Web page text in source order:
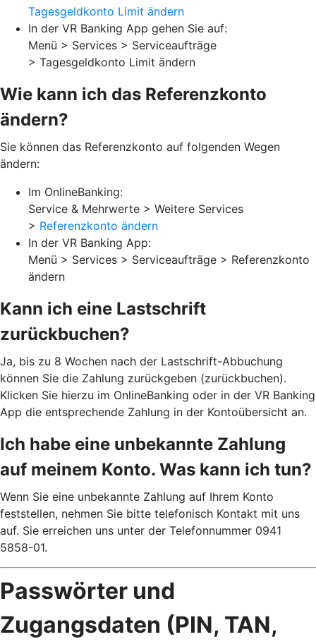
Tagesgeldkonto Limit ändern
In der VR Banking App gehen Sie auf:
Menü > Services > Serviceaufträge
> Tagesgeldkonto Limit ändern
Wie kann ich das Referenzkonto
ändern?
Sie können das Referenzkonto auf folgenden Wegen
ändern:
Im OnlineBanking:
Service & Mehrwerte > Weitere Services
> Referenzkonto ändern
In der VR Banking App:
Menü > Services > Serviceaufträge > Referenzkonto
ändern
Kann ich eine Lastschrift
zurückbuchen?
Ja, bis zu 8 Wochen nach der Lastschrift-Abbuchung
können Sie die Zahlung zurückgeben (zurückbuchen).
Klicken Sie hierzu im OnlineBanking oder in der VR Banking
App die entsprechende Zahlung in der Kontoübersicht an.
Ich habe eine unbekannte Zahlung
auf meinem Konto. Was kann ich tun?
Wenn Sie eine unbekannte Zahlung auf Ihrem Konto
feststellen, nehmen Sie bitte telefonisch Kontakt mit uns
auf. Sie erreichen uns unter der Telefonnummer 0941
5858-01.
Passwörter und
Zugangsdaten (PIN, TAN,